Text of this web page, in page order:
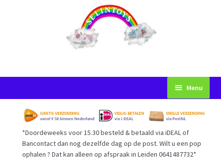
naar
navigatie
inhoud
Menu
Startpagina
Voorwaarden
*Doordeweeks voor 15.30 besteld & betaald via iDEAL of
Bancontact dan nog dezelfde dag op de post. Wilt u een pop
ophalen ? Dat kan alleen op afspraak in Leiden 0641487732*